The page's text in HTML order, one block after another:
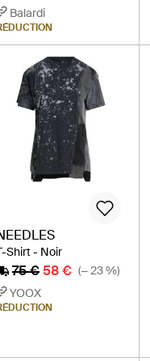
Balardi
Shirt - Noir
75 € 58 € (− 23 %)
YOOX